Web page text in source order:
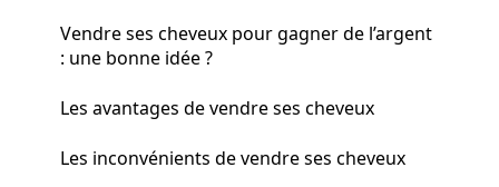
Vendre ses cheveux pour gagner de l’argent
: une bonne idée ?
Les avantages de vendre ses cheveux
Les inconvénients de vendre ses cheveux